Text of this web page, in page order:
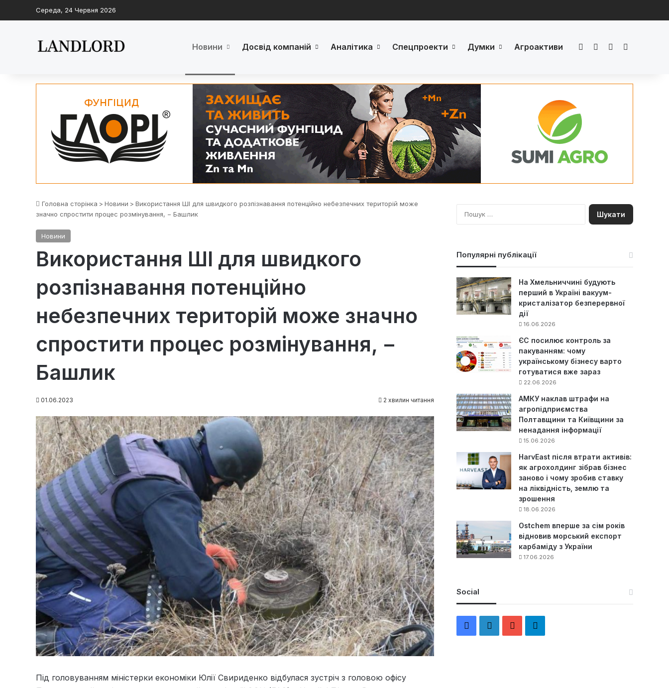
Середа, 24 Червня 2026
Новини Досвід компаній Аналітика Спецпроекти Думки Агроактиви FacebookLinkedInYouTube
Головна сторінка > Новини > Використання ШІ для швидкого розпізнавання потенційно небезпечних територій може
значно спростити процес розмінування, − Башлик
Новини
Використання ШІ для швидкого
розпізнавання потенційно
небезпечних територій може значно
спростити процес розмінування, −
Башлик
01.06.2023 2 хвилин читання
Під головуванням міністерки економіки Юлії Свириденко відбулася зустріч з головою офісу
П
о
Популярні публікації
На Хмельниччині будують
перший в Україні вакуум-
кристалізатор безперервної
дії
16.06.2026
ЄС посилює контроль за
пакуванням: чому
українському бізнесу варто
готуватися вже зараз
22.06.2026
АМКУ наклав штрафи на
агропідприємства
Полтавщини та Київщини за
ненадання інформації
15.06.2026
HarvEast після втрати активів:
як агрохолдинг зібрав бізнес
заново і чому зробив ставку
на ліквідність, землю та
зрошення
18.06.2026
Ostchem вперше за сім років
відновив морський експорт
карбаміду з України
17.06.2026
Social